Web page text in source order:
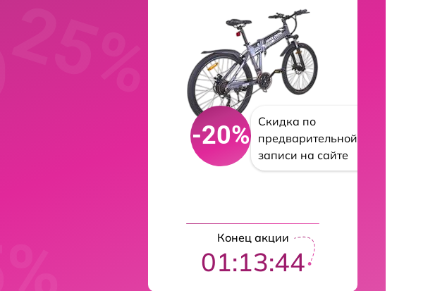
-20%
Скидка по
предварительной
записи на сайте
Конец акции
01:13:43